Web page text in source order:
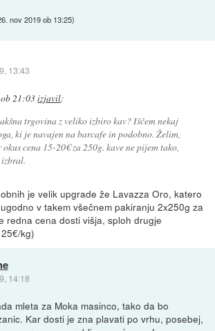
nov 2019 ob 13:25)
13:43
21:03izjavil:
trgovina z veliko izbiro kav? Iščem nekaj
ki je navajen na barcafe in podobno. Želim,
cena 15-20€ za 250g. kave ne pijem tako,
je velik upgrade že Lavazza Oro, katero
v takem všečnem pakiranju 2x250g za
redna cena dosti višja, sploh drugje
kg)
14:18
mleta za Moka masinco, tako da bo
Kar dosti je zna plavati po vrhu, posebej,